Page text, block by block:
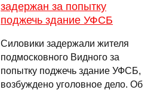
задержан за попытку
поджечь здание УФСБ
Силовики задержали жителя
подмосковного Видного за
попытку поджечь здание УФСБ,
возбуждено уголовное дело. Об